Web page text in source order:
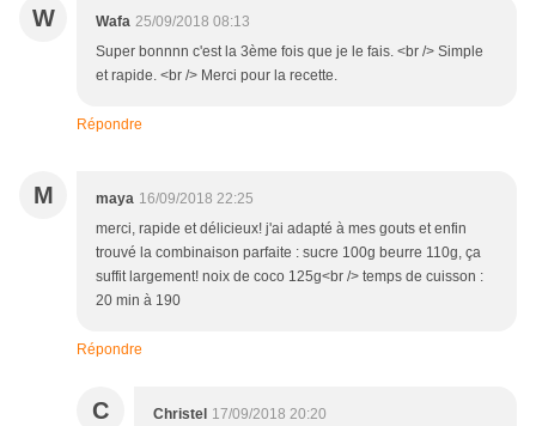
W Wafa 25/09/2018 08:13
Super bonnnn c'est la 3ème fois que je le fais. <br /> Simple
et rapide. <br /> Merci pour la recette.
Répondre
M maya 16/09/2018 22:25
merci, rapide et délicieux! j'ai adapté à mes gouts et enfin
trouvé la combinaison parfaite : sucre 100g beurre 110g, ça
suffit largement! noix de coco 125g<br /> temps de cuisson :
20 min à 190
Répondre
C Christel 17/09/2018 20:20